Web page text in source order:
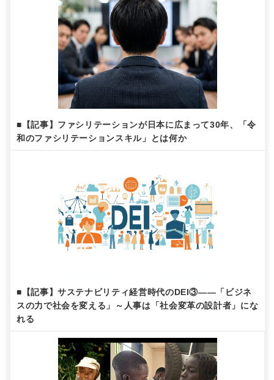
■【記事】ファシリテーションが日本に広まって30年、「令
和のファシリテーションスキル」とは何か
■【記事】サステナビリティ経営時代のDEI③——「ビジネ
スの力で社会を変える」～人事は「社会変革の設計者」にな
れる